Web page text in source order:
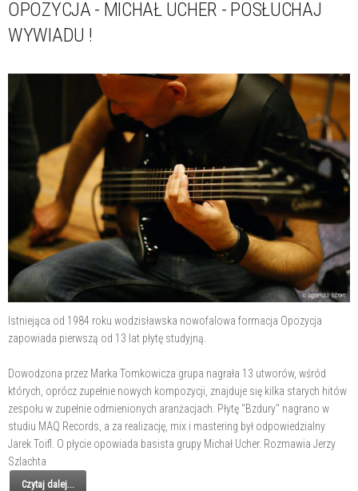
OPOZYCJA - MICHAŁ UCHER - POSŁUCHAJ
WYWIADU !
Istniejąca od 1984 roku wodzisławska nowofalowa formacja Opozycja
zapowiada pierwszą od 13 lat płytę studyjną.
Dowodzona przez Marka Tomkowicza grupa nagrała 13 utworów, wśród
których, oprócz zupełnie nowych kompozycji, znajduje się kilka starych hitów
zespołu w zupełnie odmienionych aranżacjach. Płytę "Bzdury" nagrano w
studiu MAQ Records, a za realizację, mix i mastering był odpowiedzialny
Jarek Toifl. O płycie opowiada basista grupy Michał Ucher. Rozmawia Jerzy
Szlachta
Czytaj dalej...